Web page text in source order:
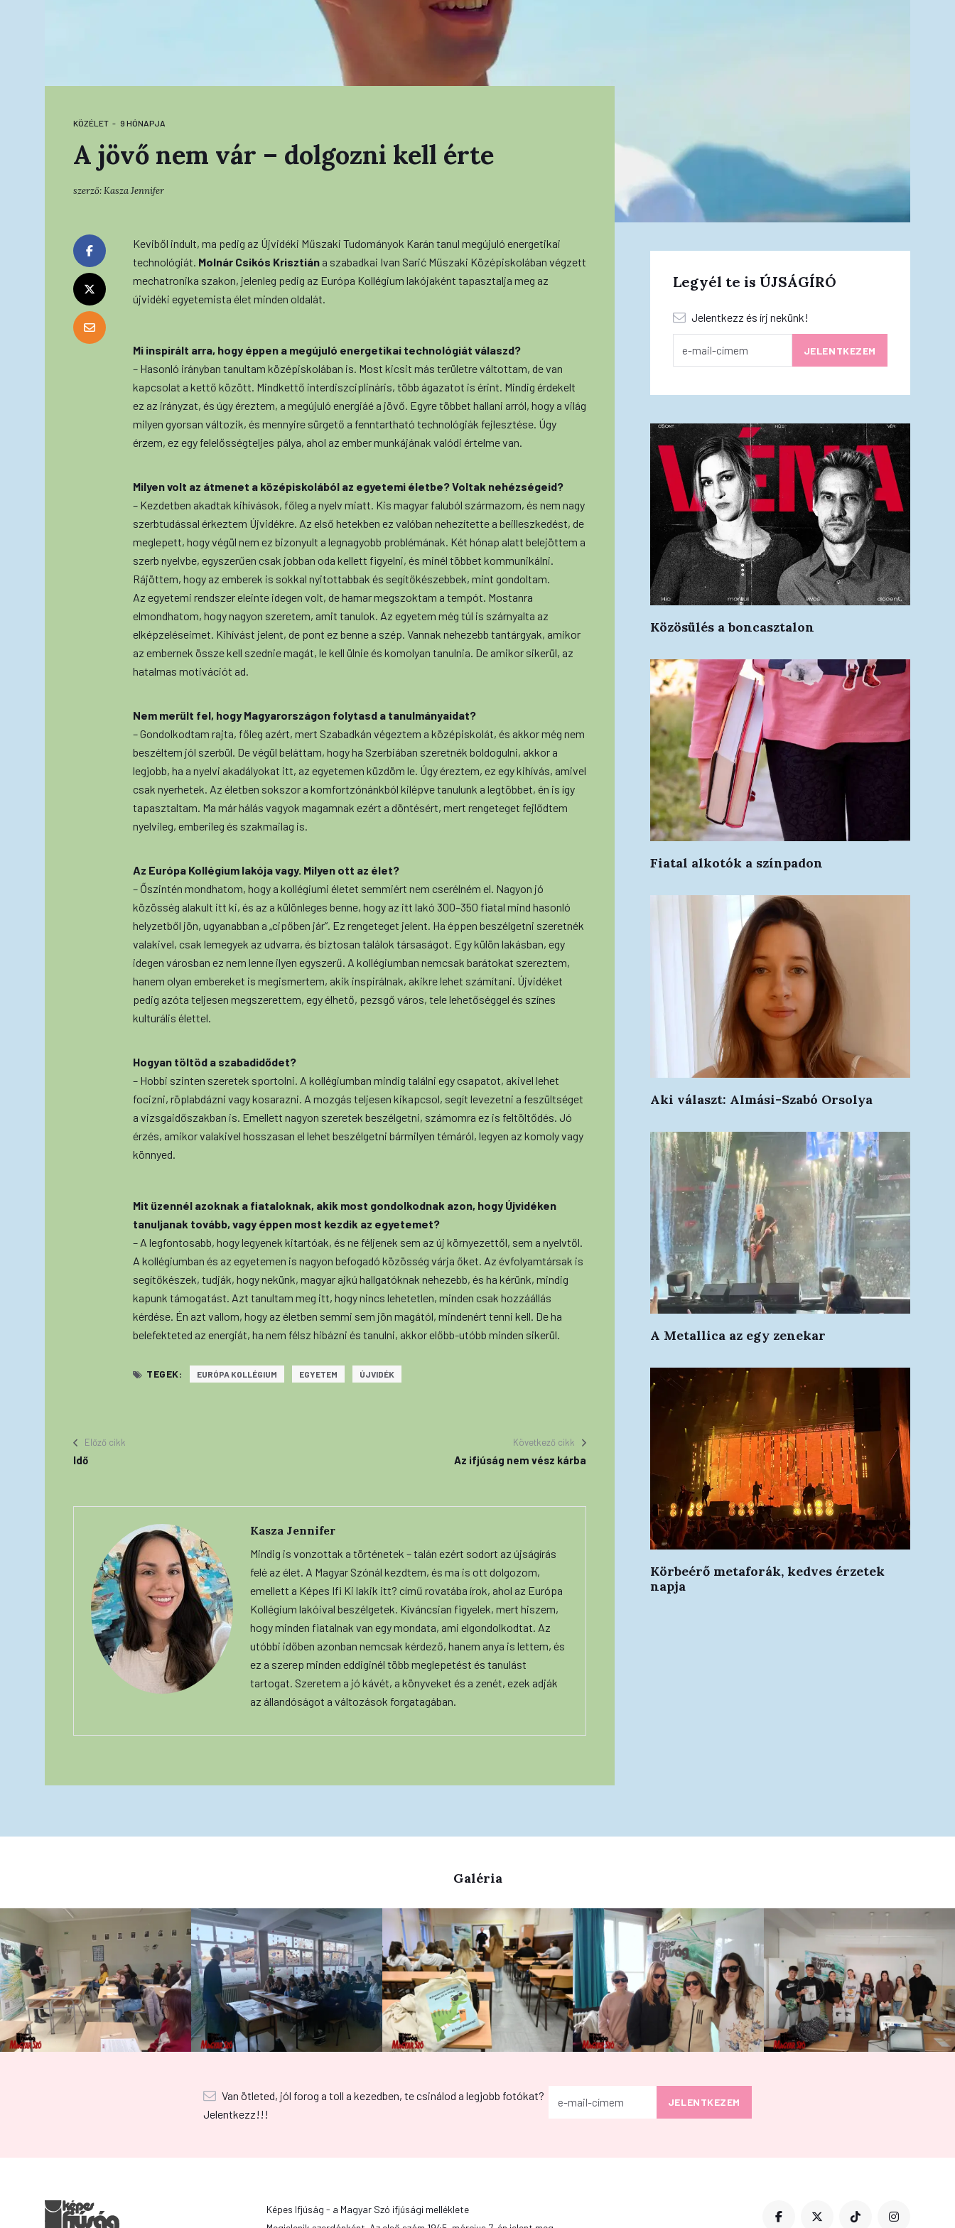
KÖZÉLET 9 HÓNAPJA
A jövő nem vár – dolgozni kell érte
szerző:Kasza Jennifer
Keviből indult, ma pedig az Újvidéki Műszaki Tudományok Karán tanul megújuló energetikai
technológiát. Molnár Csikós Krisztián a szabadkai Ivan Sarić Műszaki Középiskolában végzett
mechatronika szakon, jelenleg pedig az Európa Kollégium lakójaként tapasztalja meg az
újvidéki egyetemista élet minden oldalát.
Mi inspirált arra, hogy éppen a megújuló energetikai technológiát válaszd?
– Hasonló irányban tanultam középiskolában is. Most kicsit más területre váltottam, de van
kapcsolat a kettő között. Mindkettő interdiszciplináris, több ágazatot is érint. Mindig érdekelt
ez az irányzat, és úgy éreztem, a megújuló energiáé a jövő. Egyre többet hallani arról, hogy a világ
milyen gyorsan változik, és mennyire sürgető a fenntartható technológiák fejlesztése. Úgy
érzem, ez egy felelősségteljes pálya, ahol az ember munkájának valódi értelme van.
Milyen volt az átmenet a középiskolából az egyetemi életbe? Voltak nehézségeid?
– Kezdetben akadtak kihívások, főleg a nyelv miatt. Kis magyar faluból származom, és nem nagy
szerbtudással érkeztem Újvidékre. Az első hetekben ez valóban nehezítette a beilleszkedést, de
meglepett, hogy végül nem ez bizonyult a legnagyobb problémának. Két hónap alatt belejöttem a
szerb nyelvbe, egyszerűen csak jobban oda kellett figyelni, és minél többet kommunikálni.
Rájöttem, hogy az emberek is sokkal nyitottabbak és segítőkészebbek, mint gondoltam.
Az egyetemi rendszer eleinte idegen volt, de hamar megszoktam a tempót. Mostanra
elmondhatom, hogy nagyon szeretem, amit tanulok. Az egyetem még túl is szárnyalta az
elképzeléseimet. Kihívást jelent, de pont ez benne a szép. Vannak nehezebb tantárgyak, amikor
az embernek össze kell szednie magát, le kell ülnie és komolyan tanulnia. De amikor sikerül, az
hatalmas motivációt ad.
Nem merült fel, hogy Magyarországon folytasd a tanulmányaidat?
– Gondolkodtam rajta, főleg azért, mert Szabadkán végeztem a középiskolát, és akkor még nem
beszéltem jól szerbül. De végül beláttam, hogy ha Szerbiában szeretnék boldogulni, akkor a
legjobb, ha a nyelvi akadályokat itt, az egyetemen küzdöm le. Úgy éreztem, ez egy kihívás, amivel
csak nyerhetek. Az életben sokszor a komfortzónánkból kilépve tanulunk a legtöbbet, én is így
tapasztaltam. Ma már hálás vagyok magamnak ezért a döntésért, mert rengeteget fejlődtem
nyelvileg, emberileg és szakmailag is.
Az Európa Kollégium lakója vagy. Milyen ott az élet?
– Őszintén mondhatom, hogy a kollégiumi életet semmiért nem cserélném el. Nagyon jó
közösség alakult itt ki, és az a különleges benne, hogy az itt lakó 300–350 fiatal mind hasonló
helyzetből jön, ugyanabban a „cipőben jár”. Ez rengeteget jelent. Ha éppen beszélgetni szeretnék
valakivel, csak lemegyek az udvarra, és biztosan találok társaságot. Egy külön lakásban, egy
idegen városban ez nem lenne ilyen egyszerű. A kollégiumban nemcsak barátokat szereztem,
hanem olyan embereket is megismertem, akik inspirálnak, akikre lehet számítani. Újvidéket
pedig azóta teljesen megszerettem, egy élhető, pezsgő város, tele lehetőséggel és színes
kulturális élettel.
Hogyan töltöd a szabadidődet?
– Hobbi szinten szeretek sportolni. A kollégiumban mindig találni egy csapatot, akivel lehet
focizni, röplabdázni vagy kosarazni. A mozgás teljesen kikapcsol, segít levezetni a feszültséget
a vizsgaidőszakban is. Emellett nagyon szeretek beszélgetni, számomra ez is feltöltődés. Jó
érzés, amikor valakivel hosszasan el lehet beszélgetni bármilyen témáról, legyen az komoly vagy
könnyed.
Mit üzennél azoknak a fiataloknak, akik most gondolkodnak azon, hogy Újvidéken
tanuljanak tovább, vagy éppen most kezdik az egyetemet?
– A legfontosabb, hogy legyenek kitartóak, és ne féljenek sem az új környezettől, sem a nyelvtől.
A kollégiumban és az egyetemen is nagyon befogadó közösség várja őket. Az évfolyamtársak is
segítőkészek, tudják, hogy nekünk, magyar ajkú hallgatóknak nehezebb, és ha kérünk, mindig
kapunk támogatást. Azt tanultam meg itt, hogy nincs lehetetlen, minden csak hozzáállás
kérdése. Én azt vallom, hogy az életben semmi sem jön magától, mindenért tenni kell. De ha
belefekteted az energiát, ha nem félsz hibázni és tanulni, akkor előbb-utóbb minden sikerül.
TEGEK: EURÓPA KOLLÉGIUM EGYETEM ÚJVIDÉK
Előző cikk
Idő
Következő cikk
Az ifjúság nem vész kárba
Kasza Jennifer
Mindig is vonzottak a történetek – talán ezért sodort az újságírás
felé az élet. A Magyar Szónál kezdtem, és ma is ott dolgozom,
emellett a Képes Ifi Ki lakik itt? című rovatába írok, ahol az Európa
Kollégium lakóival beszélgetek. Kíváncsian figyelek, mert hiszem,
hogy minden fiatalnak van egy mondata, ami elgondolkodtat. Az
utóbbi időben azonban nemcsak kérdező, hanem anya is lettem, és
ez a szerep minden eddiginél több meglepetést és tanulást
tartogat. Szeretem a jó kávét, a könyveket és a zenét, ezek adják
az állandóságot a változások forgatagában.
Legyél te is ÚJSÁGÍRÓ
Jelentkezz és írj nekünk!
Közösülés a boncasztalon
Fiatal alkotók a színpadon
Aki választ: Almási-Szabó Orsolya
A Metallica az egy zenekar
Körbeérő metaforák, kedves érzetek
napja
Galéria
Van ötleted, jól forog a toll a kezedben, te csinálod a legjobb fotókat?
Jelentkezz!!!
Képes Ifjúság - a Magyar Szó ifjúsági melléklete